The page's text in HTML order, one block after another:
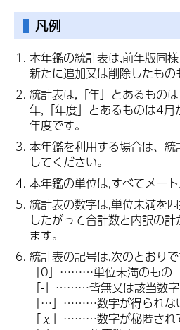
凡例
本年鑑の統計表は,前年版同
新たに追加又は削除したもの
統計表は,「年」とあるもの
年,「年度」とあるものは4
年度です。
本年鑑を利用する場合は、
してください。
本年鑑の単位は,すべてメート
統計表の数字は,単位未満を
したがって合計数と内訳の
ます。
統計表の記号は,次のとおりで
「0」………単位未満のもの
「-」………皆無又は該当数
「…」………数字が得られな
「χ」………数字が秘匿され